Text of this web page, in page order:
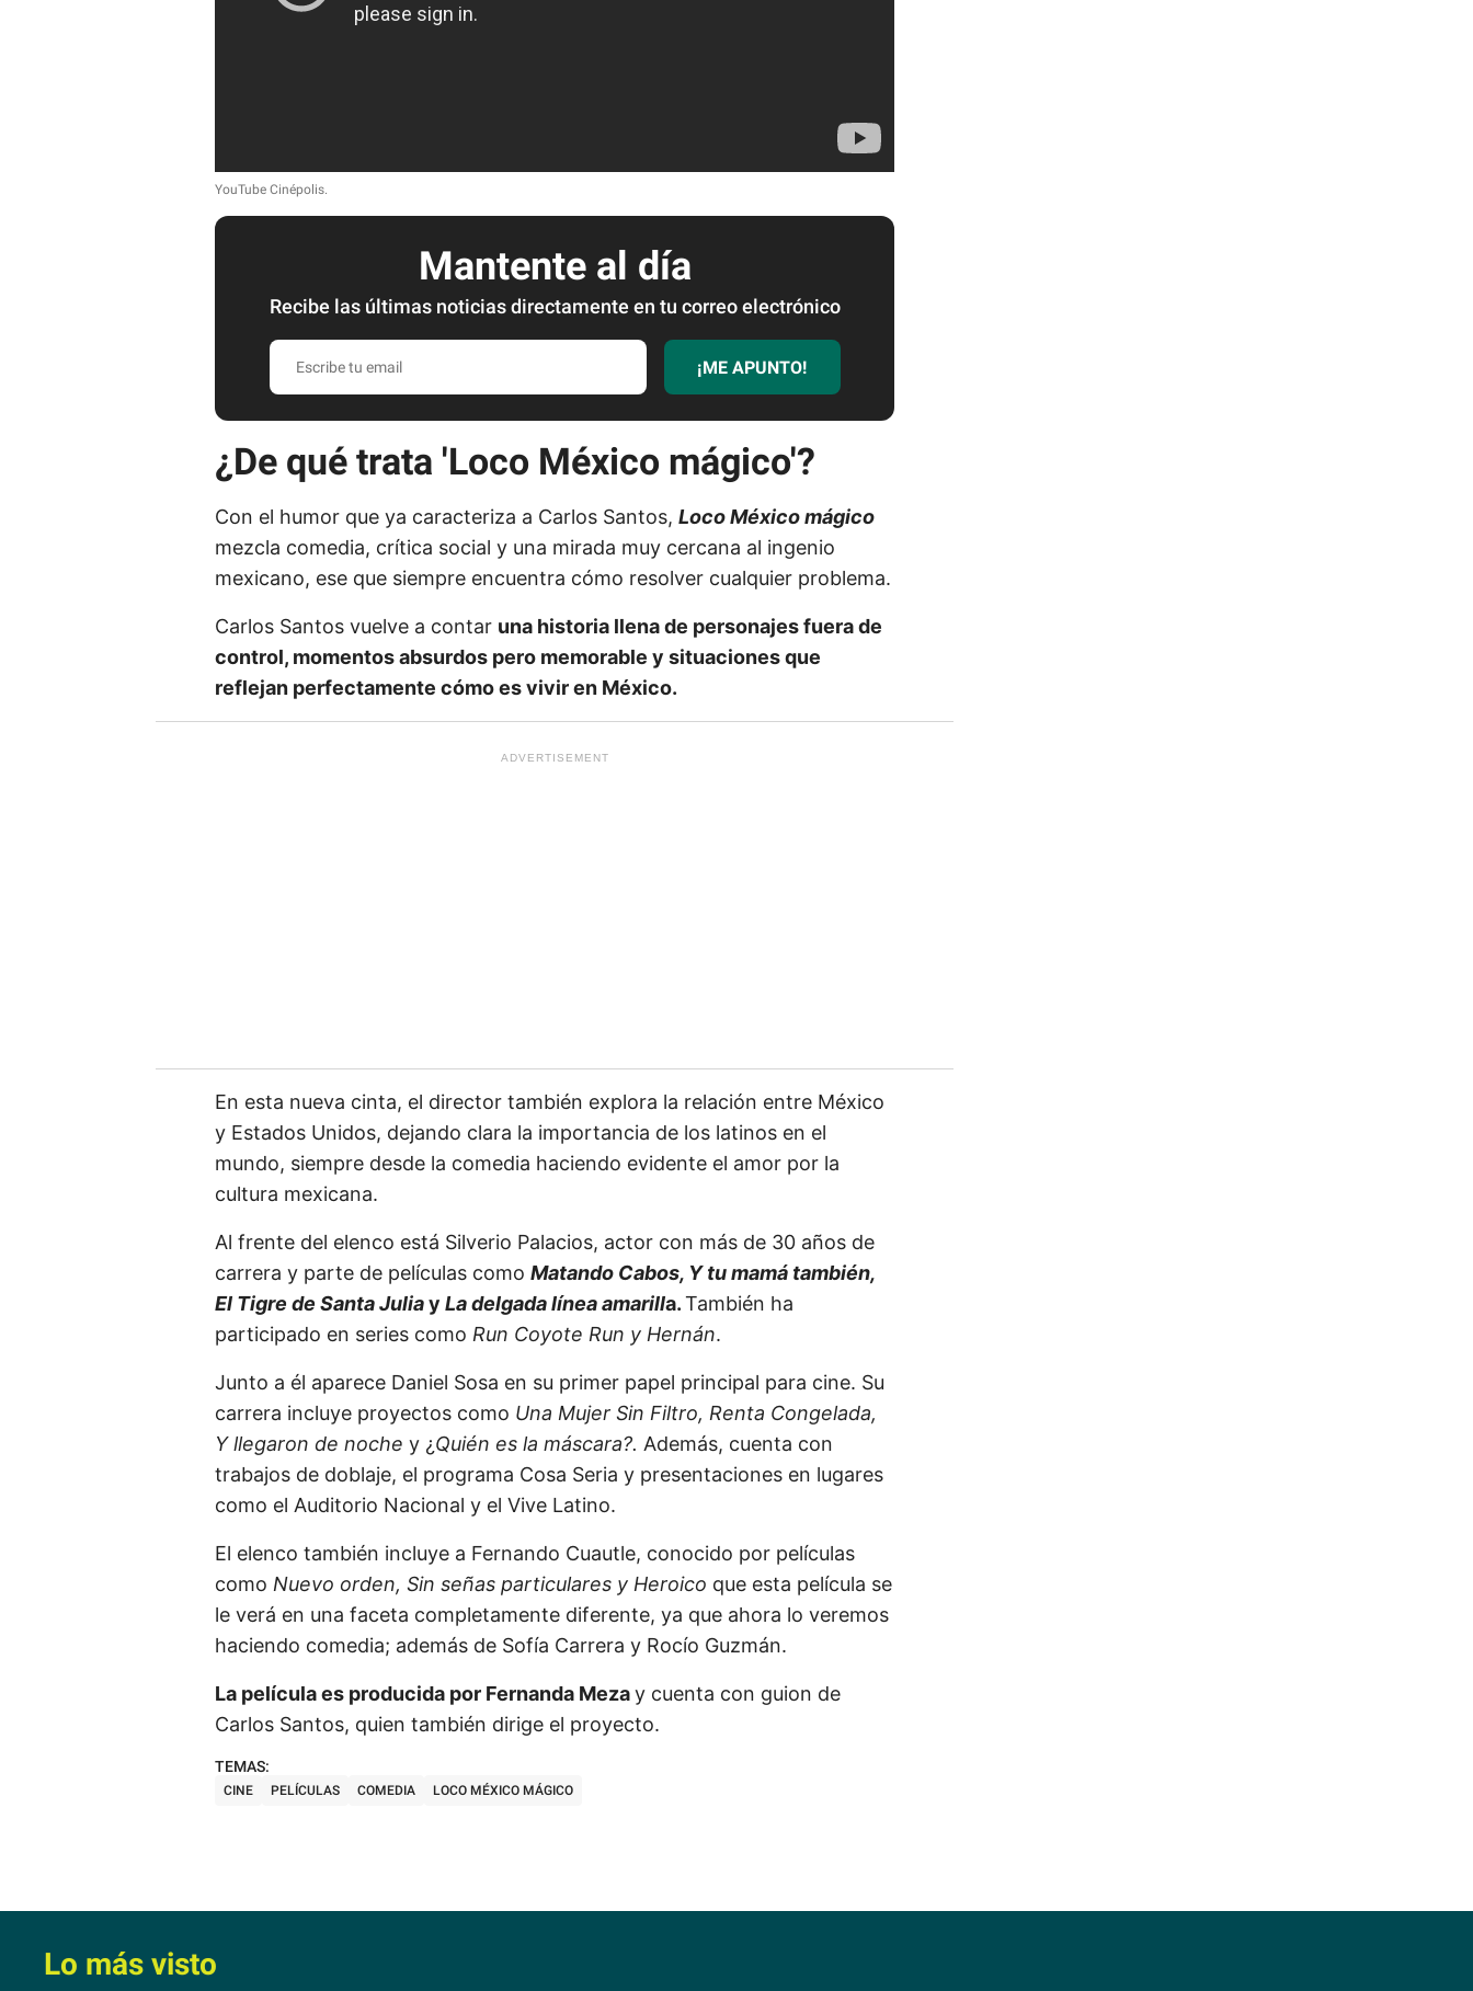
YouTube Cinépolis.
Mantente al día
Recibe las últimas noticias directamente en tu correo electrónico
E
s
c
i
b
e
t
e
m
a
i
¡ME APUNTO!
¿De qué trata 'Loco México mágico'?
Con el humor que ya caracteriza a Carlos Santos, Loco México mágico
mezcla comedia, crítica social y una mirada muy cercana al ingenio
mexicano, ese que siempre encuentra cómo resolver cualquier problema.
Carlos Santos vuelve a contar una historia llena de personajes fuera de
control, momentos absurdos pero memorable y situaciones que
reflejan perfectamente cómo es vivir en México.
En esta nueva cinta, el director también explora la relación entre México
y Estados Unidos, dejando clara la importancia de los latinos en el
mundo, siempre desde la comedia haciendo evidente el amor por la
cultura mexicana.
Al frente del elenco está Silverio Palacios, actor con más de 30 años de
carrera y parte de películas como Matando Cabos, Y tu mamá también,
El Tigre de Santa Juliay La delgada línea amarilla.También ha
participado en series como Run Coyote Run y Hernán.
Junto a él aparece Daniel Sosa en su primer papel principal para cine. Su
carrera incluye proyectos como Una Mujer Sin Filtro, Renta Congelada,
Y llegaron de noche y ¿Quién es la máscara?. Además, cuenta con
trabajos de doblaje, el programa Cosa Seria y presentaciones en lugares
como el Auditorio Nacional y el Vive Latino.
El elenco también incluye a Fernando Cuautle, conocido por películas
como Nuevo orden, Sin señas particulares y Heroico que esta película se
le verá en una faceta completamente diferente, ya que ahora lo veremos
haciendo comedia; además de Sofía Carrera y Rocío Guzmán.
La película es producida por Fernanda Mezay cuenta con guion de
Carlos Santos, quien también dirige el proyecto.
CINE PELÍCULAS COMEDIA LOCO MÉXICO MÁGICO
Lo más visto